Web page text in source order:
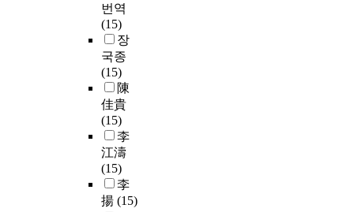
번역
(15)
장
국종
(15)
陳
佳貴
(15)
李
江濤
(15)
李
揚 (15)